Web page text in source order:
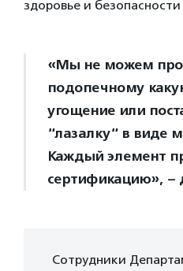
здоровье и
«Мы не можем
подопечному
угощение или
“лазалку“ в виде
Каждый элемент
сертификацию», –
Сотрудники